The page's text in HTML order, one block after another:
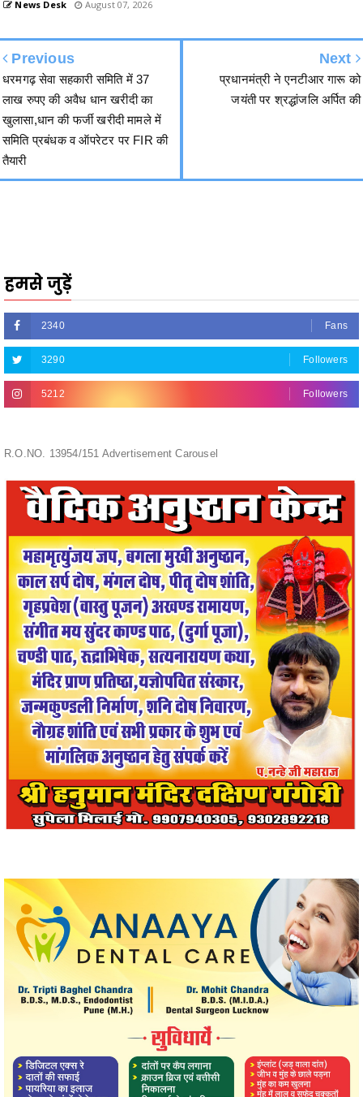
Previous
लाख रुपए की अवैध धान खरीदी का
खुलासा,धान की फर्जी खरीदी मामले में
समिति प्रबंधक व ऑपरेटर पर FIR की
तैयारी
जयंती पर श्रद्धांजलि अर्पित की
2340
3290 Followers
5212 Followers
R.O.NO. 13954/151 Advertisement Carousel